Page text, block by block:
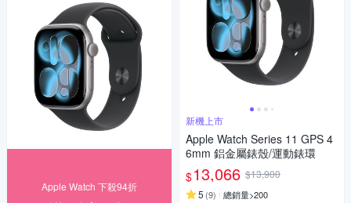
Apple Watch 下殺94折
新機上市
Apple Watch Series 11 GPS 4
6mm 鋁金屬錶殼/運動錶環
$13,066 $13,900
5 (9) 總銷量>200